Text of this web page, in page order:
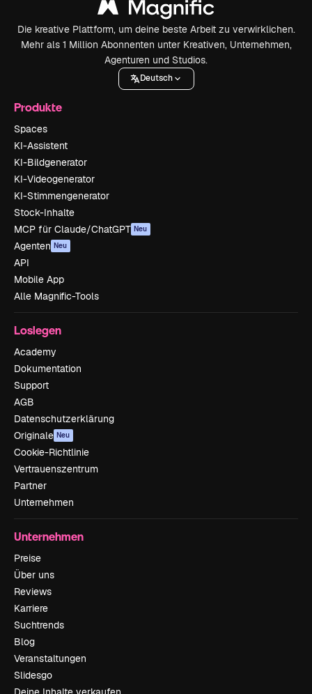
Die kreative Plattform, um deine beste Arbeit zu verwirklichen.
Mehr als 1 Million Abonnenten unter Kreativen, Unternehmen,
Agenturen und Studios.
Deutsch
Produkte
Spaces
KI-Assistent
KI-Bildgenerator
KI-Videogenerator
KI-Stimmengenerator
Stock-Inhalte
MCP für Claude/ChatGPT Neu
Agenten Neu
API
Mobile App
Alle Magnific-Tools
Loslegen
Academy
Dokumentation
Support
AGB
Datenschutzerklärung
Originale Neu
Cookie-Richtlinie
Vertrauenszentrum
Partner
Unternehmen
Unternehmen
Preise
Über uns
Reviews
Karriere
Suchtrends
Blog
Veranstaltungen
Slidesgo